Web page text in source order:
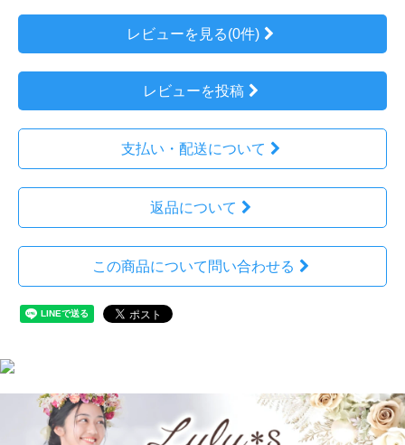
レビューを見る(0件)
レビューを投稿
支払い・配送について
返品について
この商品について問い合わせる